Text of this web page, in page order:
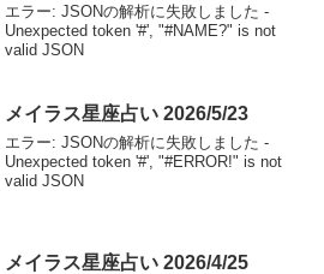
エラー: JSONの解析に失敗しました -
Unexpected token '#', "#NAME?" is not
valid JSON
メイラス星座占い 2026/5/23
エラー: JSONの解析に失敗しました -
Unexpected token '#', "#ERROR!" is not
valid JSON
メイラス星座占い 2026/4/25